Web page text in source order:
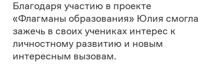
и науки ЛНР, победитель конкурса
управленцев «Лидеры России»Иван
Кусов, министр молодежной политики
Луганской Народной РеспубликиЮлия
Величко, министр цифрового развития,
связи и массовых коммуникаций ЛНР